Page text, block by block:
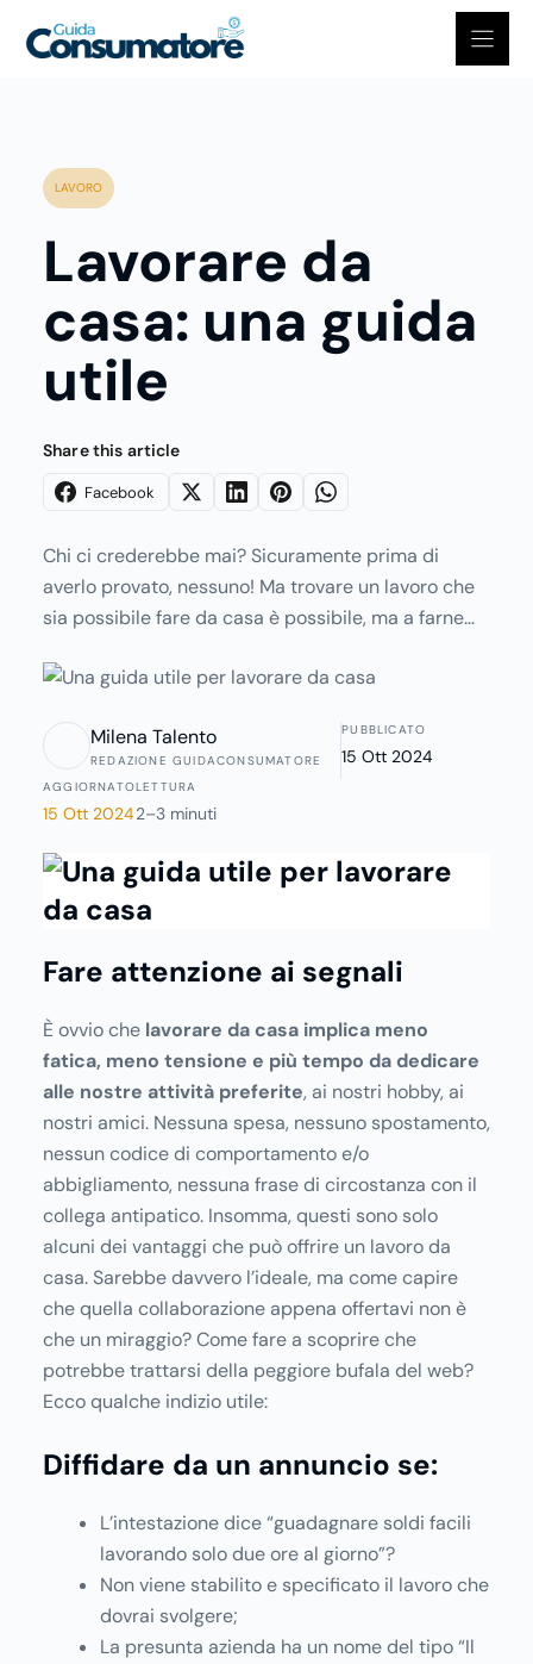
LAVORO
Lavorare da
casa: una guida
utile
Share this article
Facebook
Chi ci crederebbe mai? Sicuramente prima di
averlo provato, nessuno! Ma trovare un lavoro che
sia possibile fare da casa è possibile, ma a farne
digitando proprio “lavorare da casa”, vi riporterà
fondamentalmente sono sempre gli stessi, cosa
che oltre a farci storcere un po’ il muso
sicuramente scoraggerà il nostro intento.
Milena Talento
REDAZIONE GUIDACONSUMATORE
PUBBLICATO
15 Ott 2024
AGGIORNATO
15 Ott 2024
LETTURA
2–3 minuti
Fare attenzione ai segnali
È ovvio che lavorare da casa implica meno
fatica, meno tensione e più tempo da dedicare
alle nostre attività preferite, ai nostri hobby, ai
nostri amici. Nessuna spesa, nessuno spostamento,
nessun codice di comportamento e/o
abbigliamento, nessuna frase di circostanza con il
collega antipatico. Insomma, questi sono solo
alcuni dei vantaggi che può offrire un lavoro da
casa. Sarebbe davvero l’ideale, ma come capire
che quella collaborazione appena offertavi non è
che un miraggio? Come fare a scoprire che
potrebbe trattarsi della peggiore bufala del web?
Ecco qualche indizio utile:
Diffidare da un annuncio se:
L’intestazione dice “guadagnare soldi facili
lavorando solo due ore al giorno”?
Non viene stabilito e specificato il lavoro che
dovrai svolgere;
La presunta azienda ha un nome del tipo “Il